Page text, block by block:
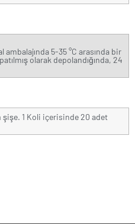
5-35 °C arasında bir
olarak depolandığında, 24
şişe. 1 Koli içerisinde 20 adet